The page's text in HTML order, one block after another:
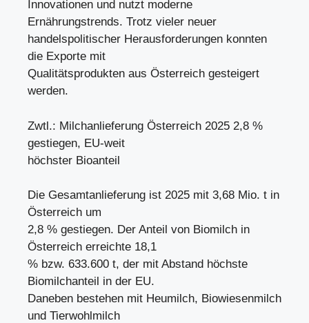
Innovationen und nutzt moderne
Ernährungstrends. Trotz vieler neuer
handelspolitischer Herausforderungen konnten
die Exporte mit
Qualitätsprodukten aus Österreich gesteigert
werden.
Zwtl.: Milchanlieferung Österreich 2025 2,8 %
gestiegen, EU-weit
höchster Bioanteil
Die Gesamtanlieferung ist 2025 mit 3,68 Mio. t in
Österreich um
2,8 % gestiegen. Der Anteil von Biomilch in
Österreich erreichte 18,1
% bzw. 633.600 t, der mit Abstand höchste
Biomilchanteil in der EU.
Daneben bestehen mit Heumilch, Biowiesenmilch
und Tierwohlmilch